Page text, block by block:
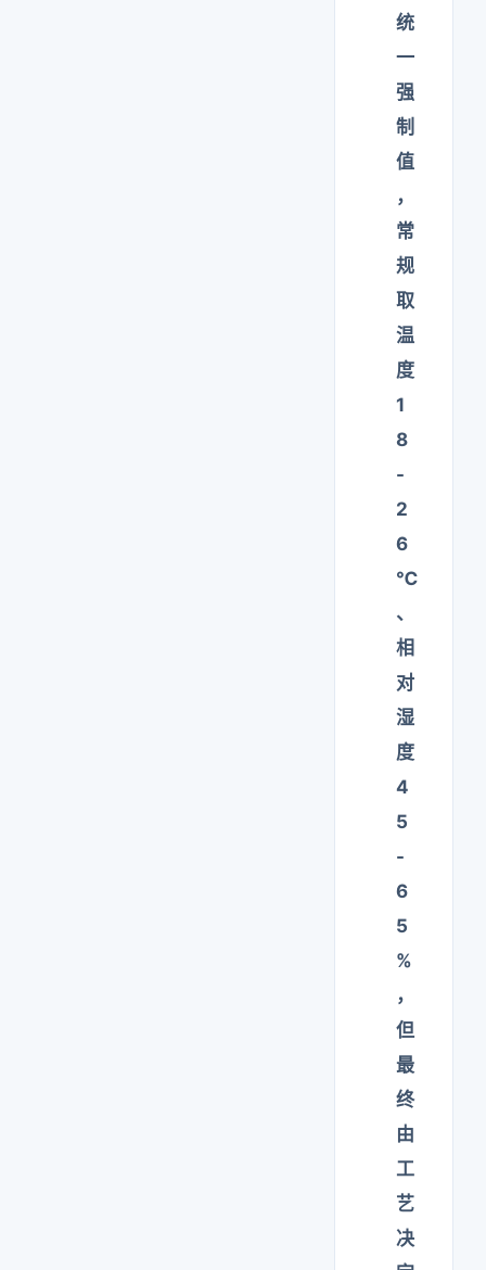
统
一
强
制
值
，
常
规
取
温
度
1
8
-
2
6
℃
、
相
对
湿
度
4
5
-
6
5
%
，
但
最
终
由
工
艺
决